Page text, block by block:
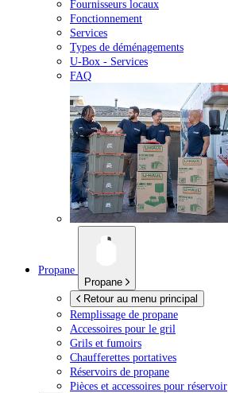
Fournisseurs locaux
Fonctionnement
Services
Types de déménagements
U-Box - Services
FAQ
Propane
Propane
Retour au menu principal
Remplissage de propane
Accessoires pour le gril
Grils et fumoirs
Chaufferettes portatives
Réservoirs de propane
Pièces et accessoires pour réservoir